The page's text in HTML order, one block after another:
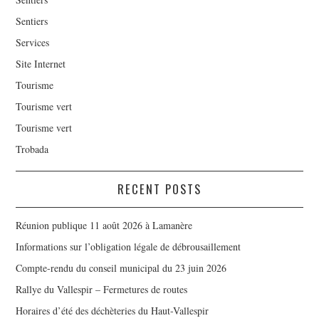
Sentiers
Services
Site Internet
Tourisme
Tourisme vert
Tourisme vert
Trobada
RECENT POSTS
Réunion publique 11 août 2026 à Lamanère
Informations sur l’obligation légale de débrousaillement
Compte-rendu du conseil municipal du 23 juin 2026
Rallye du Vallespir – Fermetures de routes
Horaires d’été des déchèteries du Haut-Vallespir